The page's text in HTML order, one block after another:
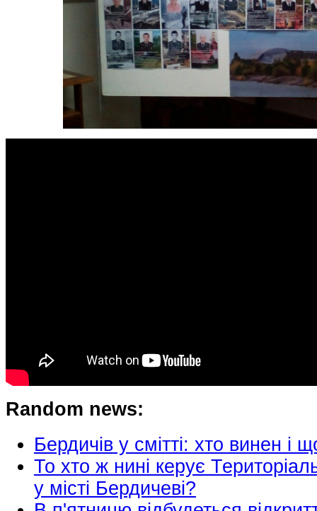
Random news:
Бердичів у смітті: хто винен і
То хто ж нині керує
у місті Бердичеві?